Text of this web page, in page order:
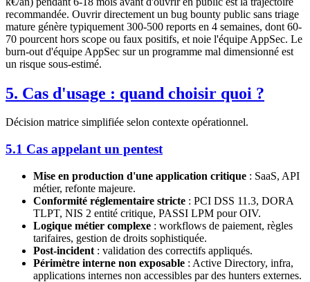
recommandée. Ouvrir directement un bug bounty public sans triage
mature génère typiquement 300-500 reports en 4 semaines, dont 60-
70 pourcent hors scope ou faux positifs, et noie l'équipe AppSec. Le
burn-out d'équipe AppSec sur un programme mal dimensionné est
un risque sous-estimé.
5. Cas d'usage : quand choisir quoi ?
Décision matrice simplifiée selon contexte opérationnel.
5.1 Cas appelant un pentest
Mise en production d'une application critique : SaaS, API
métier, refonte majeure.
Conformité réglementaire stricte : PCI DSS 11.3, DORA
TLPT, NIS 2 entité critique, PASSI LPM pour OIV.
Logique métier complexe : workflows de paiement, règles
tarifaires, gestion de droits sophistiquée.
Post-incident : validation des correctifs appliqués.
Périmètre interne non exposable : Active Directory, infra,
applications internes non accessibles par des hunters externes.